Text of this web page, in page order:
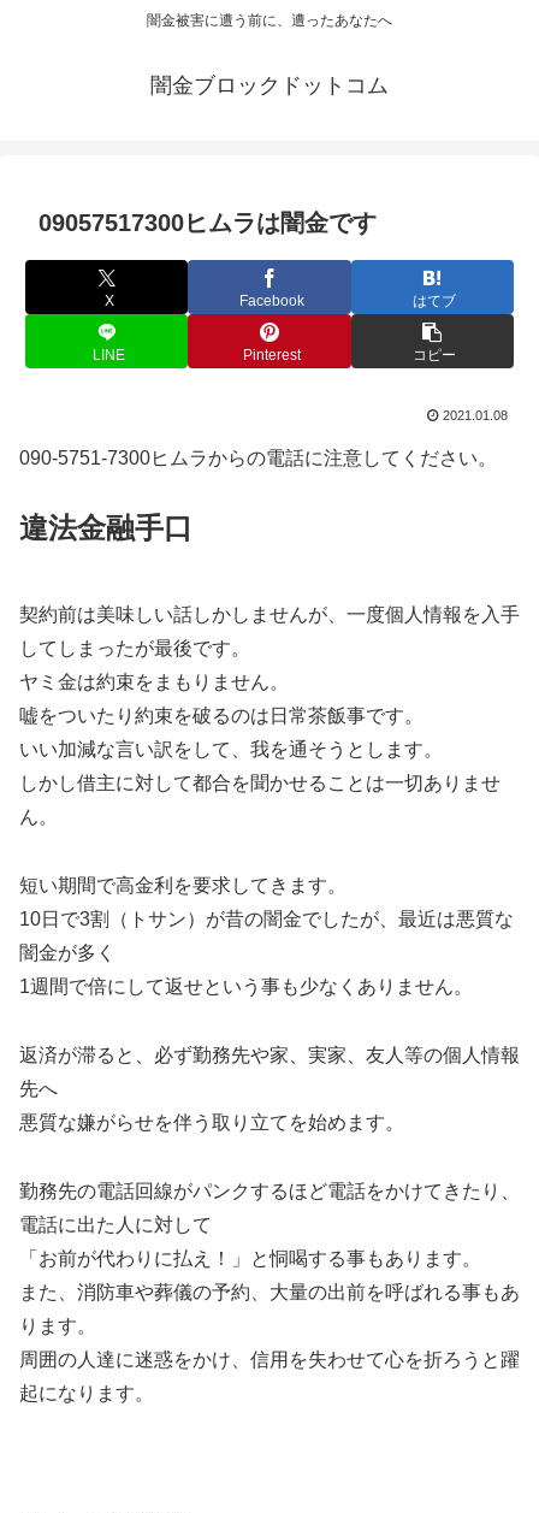
闇金被害に遭う前に、遭ったあなたへ
闇金ブロックドットコム
09057517300ヒムラは闇金です
X Facebook はてブ
LINE Pinterest コピー
2021.01.08
090-5751-7300ヒムラからの電話に注意してください。
違法金融手口
契約前は美味しい話しかしませんが、一度個人情報を入手
してしまったが最後です。
ヤミ金は約束をまもりません。
嘘をついたり約束を破るのは日常茶飯事です。
いい加減な言い訳をして、我を通そうとします。
しかし借主に対して都合を聞かせることは一切ありませ
ん。
短い期間で高金利を要求してきます。
10日で3割（トサン）が昔の闇金でしたが、最近は悪質な
闇金が多く
1週間で倍にして返せという事も少なくありません。
返済が滞ると、必ず勤務先や家、実家、友人等の個人情報
先へ
悪質な嫌がらせを伴う取り立てを始めます。
勤務先の電話回線がパンクするほど電話をかけてきたり、
電話に出た人に対して
「お前が代わりに払え！」と恫喝する事もあります。
また、消防車や葬儀の予約、大量の出前を呼ばれる事もあ
ります。
周囲の人達に迷惑をかけ、信用を失わせて心を折ろうと躍
起になります。